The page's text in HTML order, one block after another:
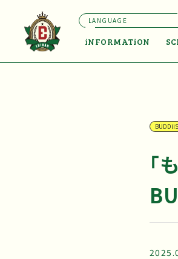
iNFORMATiON
LANGUAGE
BUDDiiS
「